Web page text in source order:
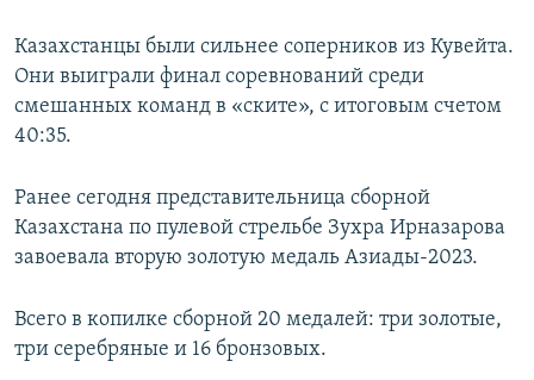
Казахстанцы были сильнее соперников из Кувейта.
Они выиграли финал соревнований среди
смешанных команд в «ските», с итоговым счетом
40:35.
Ранее сегодня представительница сборной
Казахстана по пулевой стрельбе Зухра Ирназарова
завоевала вторую золотую медаль Азиады-2023.
Всего в копилке сборной 20 медалей: три золотые,
три серебряные и 16 бронзовых.